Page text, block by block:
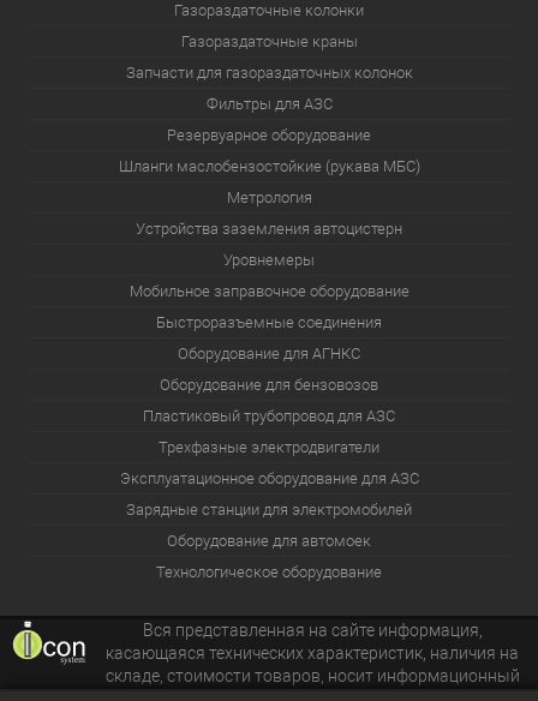
Газораздаточные колонки
Газораздаточные краны
Запчасти для газораздаточных колонок
Фильтры для АЗС
Резервуарное оборудование
Шланги маслобензостойкие (рукава МБС)
Метрология
Устройства заземления автоцистерн
Уровнемеры
Мобильное заправочное оборудование
Быстроразъемные соединения
Оборудование для АГНКС
Оборудование для бензовозов
Пластиковый трубопровод для АЗС
Трехфазные электродвигатели
Эксплуатационное оборудование для АЗС
Зарядные станции для электромобилей
Оборудование для автомоек
Технологическое оборудование
Вся представленная на сайте информация,
касающаяся технических характеристик, наличия на
складе, стоимости товаров, носит информационный